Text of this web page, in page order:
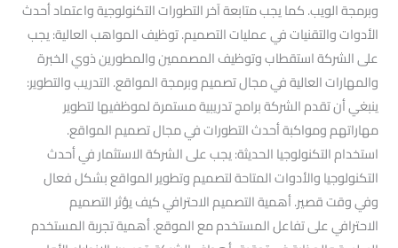
وبرمجة الويب. كما يجب متابعة آخر التطورات التكنولوجية واعتماد أحدث
الأدوات والتقنيات في عمليات التصميم. توظيف المواهب العالية: يجب
على الشركة استقطاب وتوظيف المصممين والمطورين ذوي الخبرة
والمهارات العالية في مجال تصميم وبرمجة المواقع. التدريب والتطوير:
ينبغي أن تقدم الشركة برامج تدريبية مستمرة لموظفيها لتطوير
مهاراتهم ومواكبة أحدث التطورات في مجال تصميم المواقع.
استخدام التكنولوجيا الحديثة: يجب على الشركة الاستثمار في أحدث
التكنولوجيا والأدوات المتاحة لتصميم وتطوير المواقع بشكل فعال
وفي وقت قصير. أهمية التصميم الاحترافي كيف يؤثر التصميم
الاحترافي على تفاعل المستخدم مع الموقع. أهمية تجربة المستخدم